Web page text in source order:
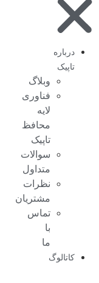
درباره
تاپیک
وبلاگ
فناوری
لایه
محافظ
تاپیک
سوالات
متداول
نظرات
مشتریان
تماس
با
ما
کاتالوگ